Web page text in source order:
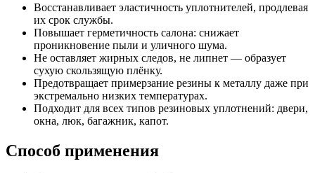
Восстанавливает эластичность уплотнителей, продлевая
их срок службы.
Повышает герметичность салона: снижает
проникновение пыли и уличного шума.
Не оставляет жирных следов, не липнет — образует
сухую скользящую плёнку.
Предотвращает примерзание резины к металлу даже при
экстремально низких температурах.
Подходит для всех типов резиновых уплотнений: двери,
окна, люк, багажник, капот.
Способ применения